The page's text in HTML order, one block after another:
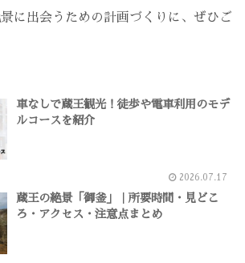
に出会うための計画づくりに、ぜひご
車なしで蔵王観光！徒歩や電車利用のモデ
ルコースを紹介
2026.07.17
蔵王の絶景「御釜」｜所要時間・見どこ
ろ・アクセス・注意点まとめ